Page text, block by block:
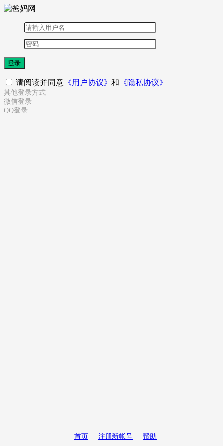
登录
请阅读并同意 《用户协议》 和 《隐私协议》
其他登录方式
微信登录
QQ登录
首页 注册新帐号 帮助